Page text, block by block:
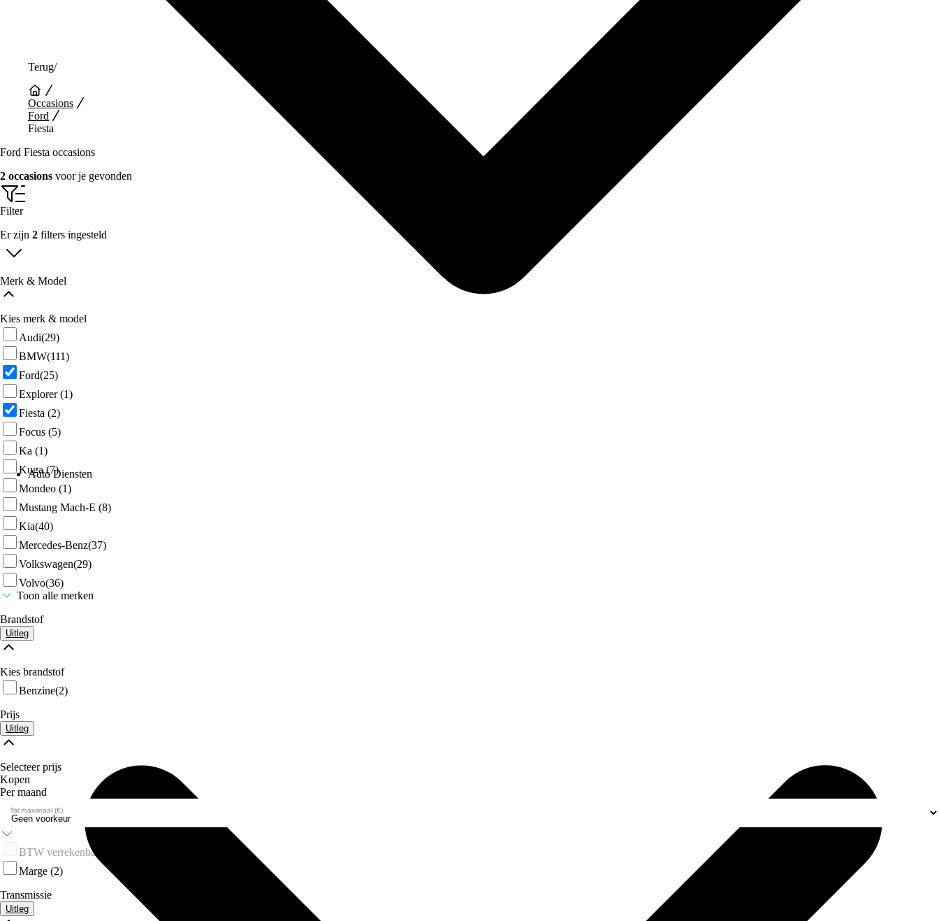
Auto Diensten
Terug/
Occasions
Ford
Fiesta
Ford Fiesta occasions
2 occasions voor je gevonden
Filter
Er zijn 2 filters ingesteld
Merk & Model
Kies merk & model
Audi(29)
BMW(111)
Ford(25)
Explorer(1)
Fiesta (2)
Focus (5)
Ka (1)
Kuga(7)
Mondeo (1)
Mustang Mach-E (8)
Kia(40)
Mercedes-Benz(37)
Volkswagen(29)
Volvo(36)
Toon alle merken
Brandstof
Uitleg
Kies brandstof
Benzine(2)
Prijs
Uitleg
Selecteer prijs
Kopen
Per maand
Tot maximaal (€)
BTW verrekenbaar
Marge (2)
Transmissie
Uitleg